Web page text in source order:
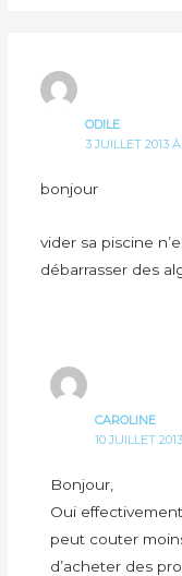
ODILE
3 JUILLET 2013
bonjour
vider sa piscine
débarrasser des
CAROLINE
10 JUILLET
Bonjour,
Oui
peut couter
d’acheter des